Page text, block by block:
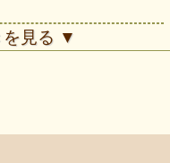
を見る ▼